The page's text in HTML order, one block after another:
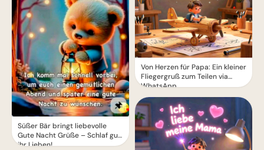
Süßer Bär bringt liebevolle
Gute Nacht Grüße – Schlaf gut,
ihr Lieben!
Von Herzen für Papa: Ein kleiner
Fliegergruß zum Teilen via
WhatsApp